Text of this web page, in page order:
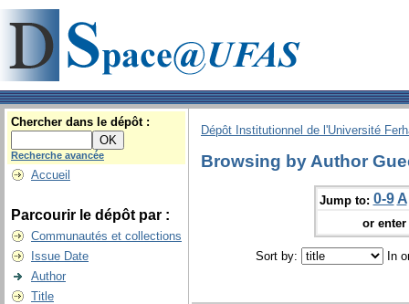
Chercher dans le dépôt :
Recherche avancée
Accueil
Parcourir le dépôt par :
Communautés et collections
Issue Date
Author
Title
Dépôt Institutionnel de l'Université
Browsing by Author
Jump to: 0-9 A
or
Sort by: In